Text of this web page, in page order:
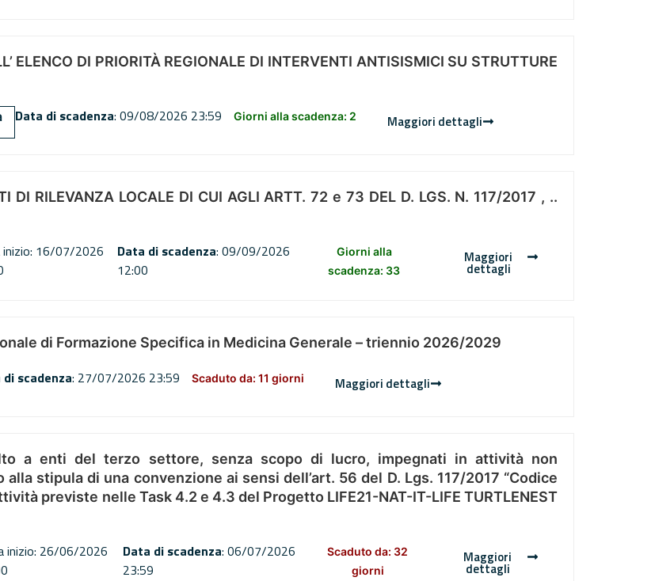
ELENCO DI PRIORITÀ REGIONALE DI INTERVENTI ANTISISMICI SU STRUTTURE
Data di scadenza: 09/08/2026 23:59 Giorni alla scadenza: 2 Maggiori dettagli
DI RILEVANZA LOCALE DI CUI AGLI ARTT. 72 e 73 DEL D. LGS. N. 117/2017 , ..
inizio: 16/07/2026
Data di scadenza: 09/09/2026
12:00
Giorni alla
scadenza: 33
Maggiori
dettagli
di Formazione Specifica in Medicina Generale – triennio 2026/2029
di scadenza: 27/07/2026 23:59 Scaduto da: 11 giorni Maggiori dettagli
a enti del terzo settore, senza scopo di lucro, impegnati in attività non
stipula di una convenzione ai sensi dell’art. 56 del D. Lgs. 117/2017 “Codice
previste nelle Task 4.2 e 4.3 del Progetto LIFE21-NAT-IT-LIFE TURTLENEST
inizio: 26/06/2026
Data di scadenza: 06/07/2026
23:59
Scaduto da: 32
giorni
Maggiori
dettagli